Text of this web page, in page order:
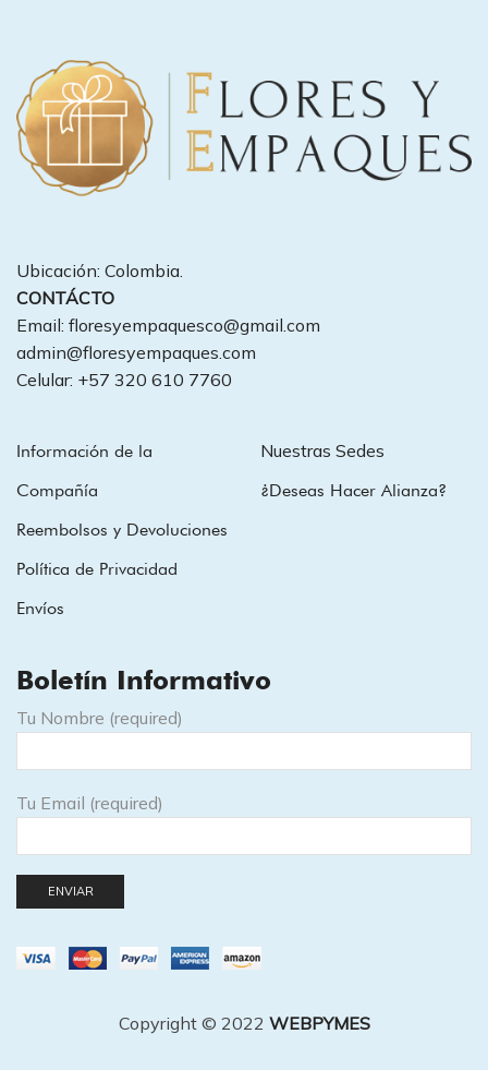
Ubicación: Colombia.
CONTÁCTO
Email: floresyempaquesco@gmail.com
admin@floresyempaques.com
Celular: +57 320 610 7760
Información de la
Compañía
Reembolsos y Devoluciones
Política de Privacidad
Envíos
Nuestras Sedes
¿Deseas Hacer Alianza?
Boletín Informativo
Tu Nombre (required)
Tu Email (required)
Copyright © 2022 WEBPYMES